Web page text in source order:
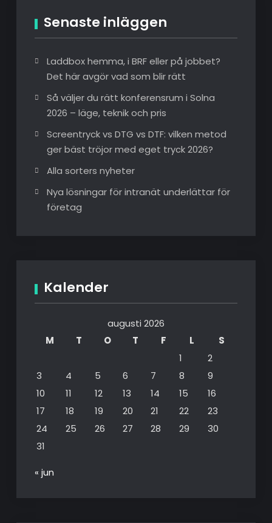
Senaste inläggen
Laddbox hemma, i BRF eller på jobbet?
Det här avgör vad som blir rätt
Så väljer du rätt konferensrum i Solna
2026 – läge, teknik och pris
Screentryck vs DTG vs DTF: vilken metod
ger bäst tröjor med eget tryck 2026?
Alla sorters nyheter
Nya lösningar för intranät underlättar för
företag
Kalender
augusti 2026
M
T O T F L
S
1
2
3
4 5 6 7 8
9
10
11 12 13 14 15
16
17
18 19 20 21 22
23
24
25 26 27 28 29
30
31
« jun